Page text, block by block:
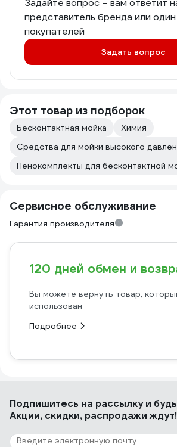
Задайте вопрос – вам ответит
представитель бренда или один
покупателей
Задать вопрос
Этот товар из подборок
Бесконтактная мойка
Химия
Средства для мойки высокого
Пенокомплекты для бесконтактной
Сервисное обслуживание
Гарантия производителя
120 дней обмен и
Вы можете вернуть товар,
использован
Подробнее
Подпишитесь на рассылкуи
Акции, скидки, распродажи ждут!